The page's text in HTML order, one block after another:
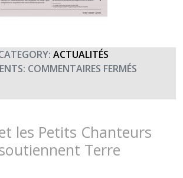
ACTUALITÉS
COMMENTAIRES FERMÉS
«
DANS
les Petits Chanteurs
Terre